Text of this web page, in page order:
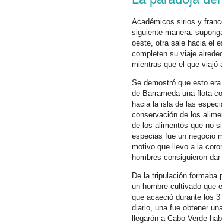
Académicos sirios y
siguiente manera:
oeste, otra sale hacia el
completen su viaje
mientras que el que viajó
Se demostró que esto
de Barrameda una flota
hacia la isla de las
conservación de los
de los alimentos que no
especias fue un negocio
motivo que llevo a la
hombres consiguieron
De la tripulación formaba
un hombre cultivado que
que acaeció durante los
diario, una fue obtener
llegarón a Cabo Verde